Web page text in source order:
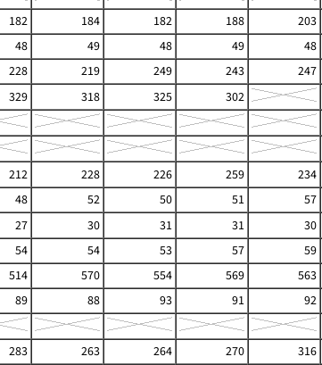
182 184 182 188
203
48 49 48 49
48
228 219 249 243
247
329 318 325
302
212 228 226 259
234
48 52 50 51
57
27 30 31 31
30
54 54 53 57
59
514 570 554 569
563
89 88 93 91
92
283 263 264 270
316